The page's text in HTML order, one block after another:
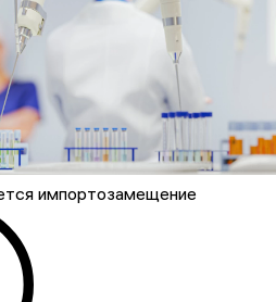
импортозамещение